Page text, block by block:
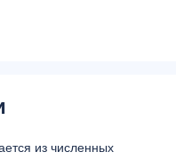
из численных